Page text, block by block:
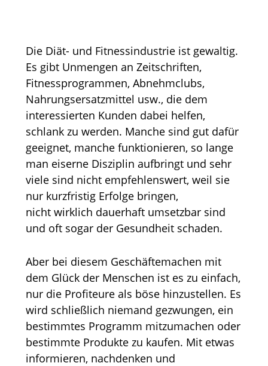
Die Diät- und Fitnessindustrie ist gewaltig.
Es gibt Unmengen an Zeitschriften,
Fitnessprogrammen, Abnehmclubs,
Nahrungsersatzmittel usw., die dem
interessierten Kunden dabei helfen,
schlank zu werden. Manche sind gut dafür
geeignet, manche funktionieren, so lange
man eiserne Disziplin aufbringt und sehr
viele sind nicht empfehlenswert, weil sie
nur kurzfristig Erfolge bringen,
nicht wirklich dauerhaft umsetzbar sind
und oft sogar der Gesundheit schaden.
Aber bei diesem Geschäftemachen mit
dem Glück der Menschen ist es zu einfach,
nur die Profiteure als böse hinzustellen. Es
wird schließlich niemand gezwungen, ein
bestimmtes Programm mitzumachen oder
bestimmte Produkte zu kaufen. Mit etwas
informieren, nachdenken und